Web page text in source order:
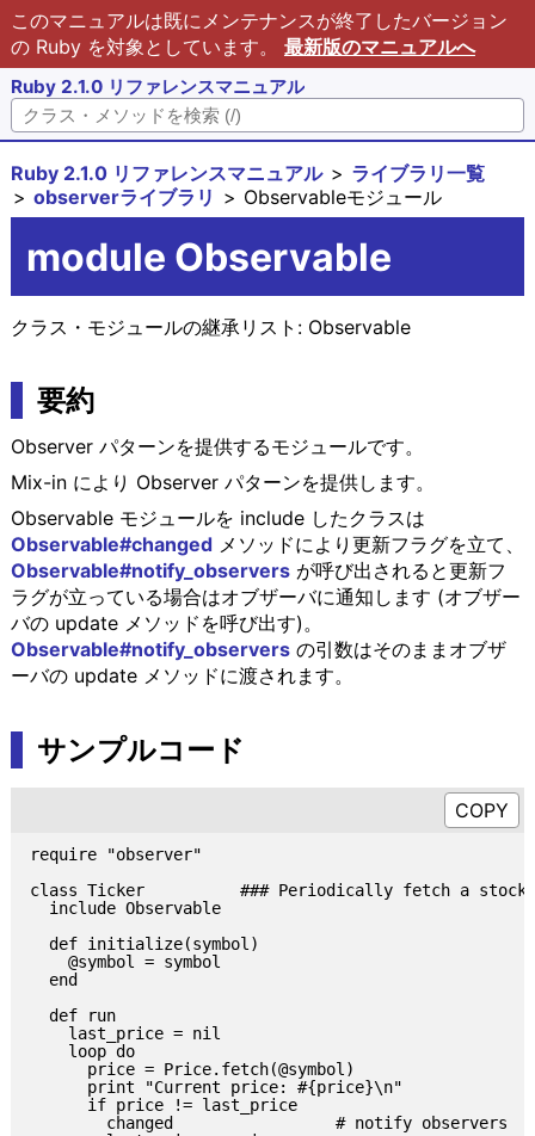
このマニュアルは既にメンテナンスが終了したバージョン
の Ruby を対象としています。 最新版のマニュアルへ
Ruby 2.1.0 リファレンスマニュアル
Ruby 2.1.0 リファレンスマニュアル
ライブラリ一覧
observerライブラリ
Observableモジュール
module Observable
クラス・モジュールの継承リスト: Observable
要約
Observer パターンを提供するモジュールです。
Mix-in により Observer パターンを提供します。
Observable モジュールを include したクラスは
Observable#changedメソッドにより更新フラグを立て、
Observable#notify_observersが呼び出されると更新フ
ラグが立っている場合はオブザーバに通知します (オブザー
バの update メソッドを呼び出す)。
Observable#notify_observersの引数はそのままオブザ
ーバの update メソッドに渡されます。
サンプルコード
require "observer"
class Ticker          ### Periodically fetch a stock
  include Observable
  def initialize(symbol)
    @symbol = symbol
  end
  def run
    last_price = nil
    loop do
      price = Price.fetch(@symbol)
      print "Current price: #{price}\n"
      if price != last_price
        changed                 # notify observers